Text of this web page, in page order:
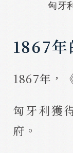
匈牙
1867年
1867年，
匈牙利獲
府。